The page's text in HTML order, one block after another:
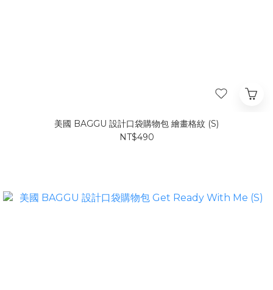
美國 BAGGU 設計口袋購物包 繪畫格紋 (S)
NT$490